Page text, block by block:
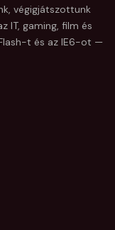
végigjátszottunk
IT, gaming, film és
t és az IE6-ot —